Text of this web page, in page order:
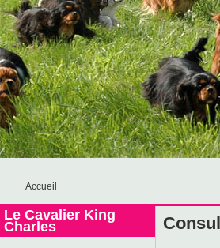
Accueil
Le Cavalier King
Charles